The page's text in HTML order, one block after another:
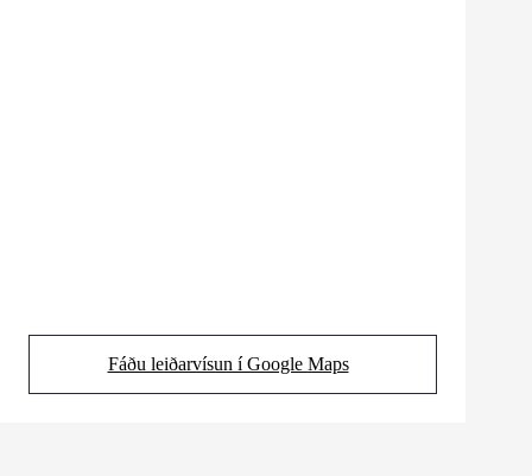
Fáðu leiðarvísun í Google Maps
(Opens in new tab)